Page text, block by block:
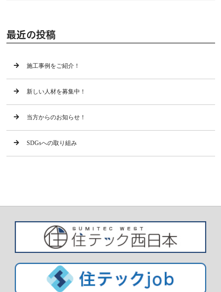
最近の投稿
施工事例をご紹介！
新しい人材を募集中！
当方からのお知らせ！
SDGsへの取り組み